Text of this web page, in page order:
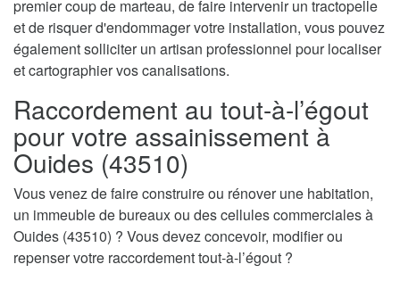
premier coup de marteau, de faire intervenir un tractopelle
et de risquer d'endommager votre installation, vous pouvez
également solliciter un artisan professionnel pour localiser
et cartographier vos canalisations.
Raccordement au tout-à-l’égout
pour votre assainissement à
Ouides (43510)
Vous venez de faire construire ou rénover une habitation,
un immeuble de bureaux ou des cellules commerciales à
Ouides (43510) ? Vous devez concevoir, modifier ou
repenser votre raccordement tout-à-l’égout ?